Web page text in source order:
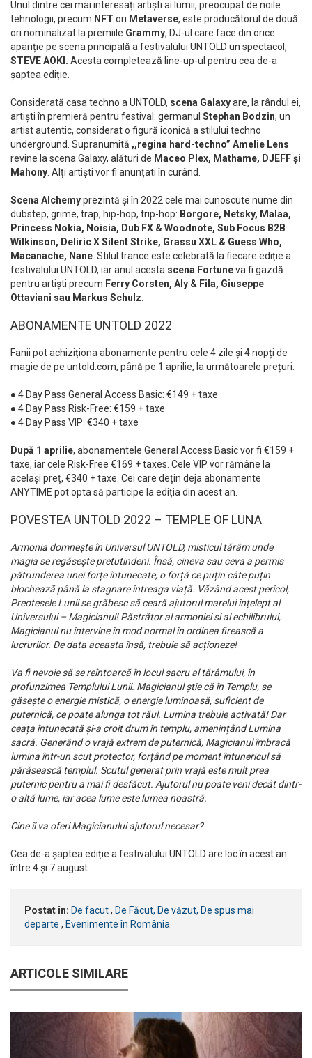
Unul dintre cei mai interesați artiști ai lumii, preocupat de noile
tehnologii, precum NFT ori Metaverse, este producătorul de două
ori nominalizat la premiile Grammy, DJ-ul care face din orice
apariție pe scena principală a festivalului UNTOLD un spectacol,
STEVE AOKI. Acesta completează line-up-ul pentru cea de-a
șaptea ediție.
Considerată casa techno a UNTOLD, scena Galaxyare, la rândul ei,
artiști în premieră pentru festival: germanul Stephan Bodzin, un
artist autentic, considerat o figură iconică a stilului techno
underground. Supranumită ,,regina hard-techno” Amelie Lens
revine la scena Galaxy, alături de Maceo Plex, Mathame, DJEFF și
Mahony . Alți artiști vor fi anunțati în curând.
Scena Alchemyprezintă și în 2022 cele mai cunoscute nume din
dubstep, grime, trap, hip-hop, trip-hop: Borgore, Netsky, Malaa,
Princess Nokia, Noisia, Dub FX & Woodnote, Sub Focus B2B
Wilkinson, Deliric X Silent Strike, Grassu XXL & Guess Who,
Macanache, Nane . Stilul trance este celebrată la fiecare ediție a
festivalului UNTOLD, iar anul acesta scena Fortuneva fi gazdă
pentru artiști precum Ferry Corsten, Aly & Fila, Giuseppe
Ottaviani sau Markus Schulz.
ABONAMENTE UNTOLD 2022
Fanii pot achiziționa abonamente pentru cele 4 zile și 4 nopți de
magie de pe untold.com, până pe 1 aprilie, la următoarele prețuri:
● 4 Day Pass General Access Basic: €149 + taxe
● 4 Day Pass Risk-Free: €159 + taxe
● 4 Day Pass VIP: €340 + taxe
După 1 aprilie, abonamentele General Access Basic vor fi €159 +
taxe, iar cele Risk-Free €169 + taxes. Cele VIP vor rămâne la
același preț, €340 + taxe. Cei care dețin deja abonamente
ANYTIME pot opta să participe la ediția din acest an.
POVESTEA UNTOLD 2022 – TEMPLE OF LUNA
Armonia domnește în Universul UNTOLD, misticul tărâm unde
magia se regăsește pretutindeni. Însă, cineva sau ceva a permis
pătrunderea unei forțe întunecate, o forță ce puțin câte puțin
blochează până la stagnare întreaga viață. Văzând acest pericol,
Preotesele Lunii se grăbesc să ceară ajutorul marelui înțelept al
Universului – Magicianul! Păstrător al armoniei si al echilibrului,
Magicianul nu intervine în mod normal în ordinea firească a
lucrurilor. De data aceasta însă, trebuie să acționeze!
Va fi nevoie să se reîntoarcă în locul sacru al tărâmului, în
profunzimea Templului Lunii. Magicianul știe că în Templu, se
găsește o energie mistică, o energie luminoasă, suficient de
puternică, ce poate alunga tot răul. Lumina trebuie activată! Dar
ceața întunecată și-a croit drum în templu, amenințând Lumina
sacră. Generând o vrajă extrem de puternică, Magicianul îmbracă
lumina într-un scut protector, forțând pe moment întunericul să
părăsească templul. Scutul generat prin vrajă este mult prea
puternic pentru a mai fi desfăcut. Ajutorul nu poate veni decât dintr-
o altă lume, iar acea lume este lumea noastră.
Cine îi va oferi Magicianului ajutorul necesar?
Cea de-a șaptea ediție a festivalului UNTOLD are loc în acest an
între 4 și 7 august.
Postat în: De facut, De Făcut, De văzut, De spus mai
departe , Evenimente în România
ARTICOLE SIMILARE